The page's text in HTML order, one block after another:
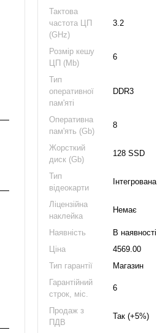
Тактова
частота ЦП
(GHz)
3.2
Розмір кешу
ЦП (Mb)
6
Тип
оперативної
пам'яті
DDR3
Оперативна
пам'ять (Gb)
8
Жорсткий
диск (Gb)
128 SSD
Тип
відеокарти
Інтегрована
Ліцензійна
наклейка
Немає
Наявність
В наявності
Ціна
4569.00
Тип гарантії
Магазин
Гарантійний
строк, міс.
6
Продаж з
ПДВ
Так (+5%)